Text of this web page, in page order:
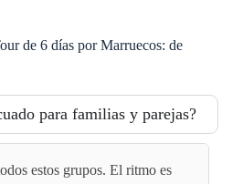
de 6 días por Marruecos: de
para familias y parejas?
estos grupos. El ritmo es